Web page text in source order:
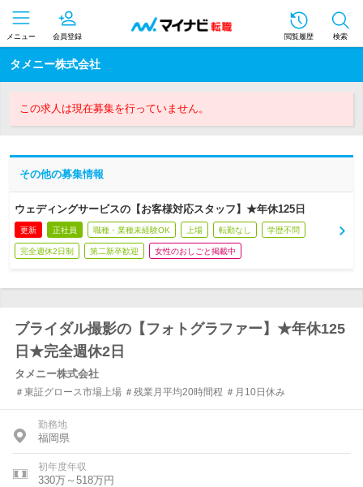
メニュー 会員登録 閲覧履歴 検索
タメニー株式会社
この求人は現在募集を行っていません。
その他の募集情報
ウェディングサービスの【お客様対応スタッフ】★年休125日
更新 正社員 職種・業種未経験OK 上場 転勤なし 学歴不問
完全週休2日制 第二新卒歓迎 女性のおしごと掲載中
ブライダル撮影の【フォトグラファー】★年休125
日★完全週休2日
タメニー株式会社
＃東証グロース市場上場 ＃残業月平均20時間程 ＃月10日休み
勤務地
福岡県
初年度年収
330万～518万円